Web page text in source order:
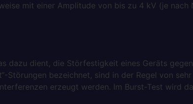
mit einer Amplitude von bis zu 4 kV (je
dazu dient, die Störfestigkeit eines Geräts
Störungen bezeichnet, sind in der Regel von
erzeugt werden. Im Burst-Test wird